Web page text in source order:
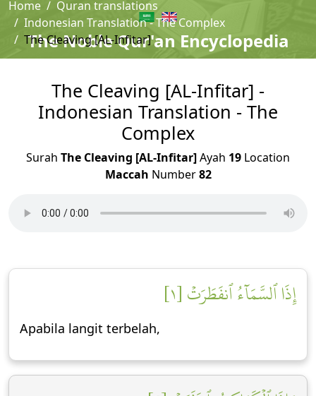
The Noble Qur'an Encyclopedia
Home
Quran translations
Indonesian Translation - The Complex
The Cleaving [AL-Infitar]
The Cleaving [AL-Infitar] -
Indonesian Translation - The
Complex
Surah The Cleaving [AL-Infitar]Ayah 19 Location
Maccah Number82
إِذَا ٱلسَّمَآءُ ٱنفَطَرَتۡ [١]
Apabila langit terbelah,